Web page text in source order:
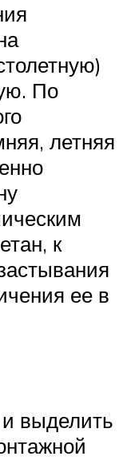
По
летняя
к
ее в
выделить